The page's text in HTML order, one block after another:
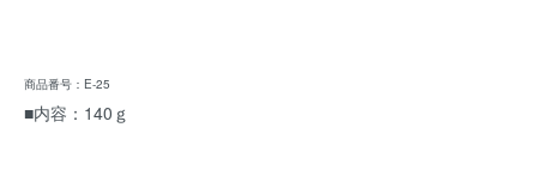
商品番号：E-25
■内容：140ｇ